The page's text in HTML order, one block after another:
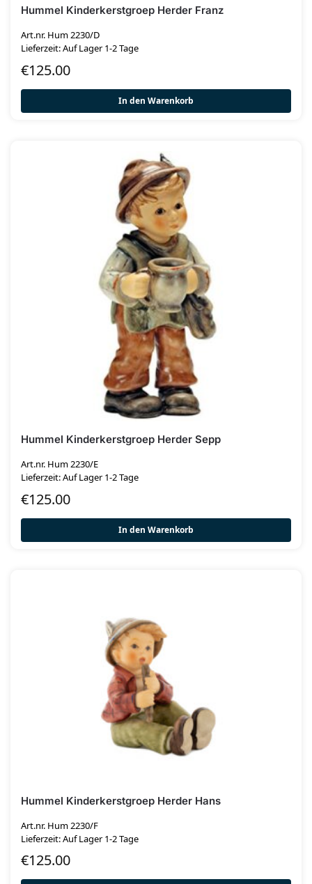
Hummel Kinderkerstgroep Herder Franz
Art.nr. Hum 2230/D
Lieferzeit: Auf Lager 1-2 Tage
€125.00
In den Warenkorb
Hummel Kinderkerstgroep Herder Sepp
Art.nr. Hum 2230/E
Lieferzeit: Auf Lager 1-2 Tage
€125.00
In den Warenkorb
Hummel Kinderkerstgroep Herder Hans
Art.nr. Hum 2230/F
Lieferzeit: Auf Lager 1-2 Tage
€125.00